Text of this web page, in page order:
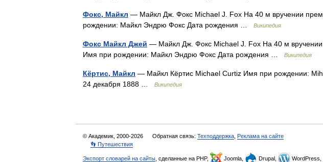
Фокс, Майкл — Майкл Дж. Фокс Michael J. Fox На 40 м вручении
рождении: Майкл Эндрю Фокс Дата рождения …
Википедия
Фокс Майкл Джей — Майкл Дж. Фокс Michael J. Fox На 40 м
Имя при рождении: Майкл Эндрю Фокс Дата рождения …
Википедия
Кёртис, Майкл — Майкл Кёртис Michael Curtiz Имя при рождении:
24 декабря 1888 …
Википедия
© Академик, 2000-2026 Обратная связь: Техподдержка Реклама на сайте
👣 Путешествия
Экспорт словарей на сайты , сделанные на PHP, Joomla, Drupal, WordPress,